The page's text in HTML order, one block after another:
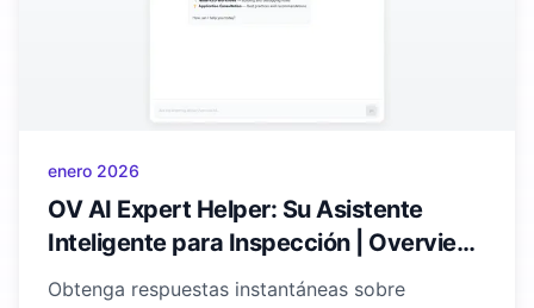
enero 2026
OV AI Expert Helper: Su Asistente
Inteligente para Inspección | Overview
AI
Obtenga respuestas instantáneas sobre